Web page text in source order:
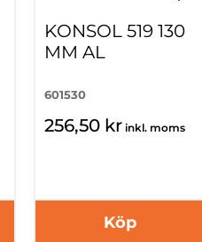
KONSOL 519 130
MM AL
601530
256,50 kr inkl. moms
Köp